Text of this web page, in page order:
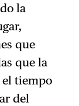
la
que
que la
el tiempo
del